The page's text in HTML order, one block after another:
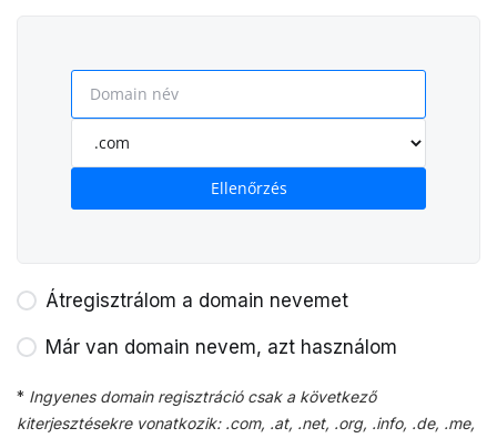
Ellenőrzés
Átregisztrálom a domain nevemet
Már van domain nevem, azt használom
* Ingyenes domain regisztráció csak a következő
kiterjesztésekre vonatkozik: .com, .at, .net, .org, .info, .de, .me,